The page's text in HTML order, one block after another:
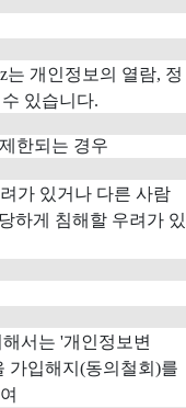
는 개인정보의 열람, 정
있습니다.
한되는 경우
가 있거나 다른 사람
하게 침해할 우려가 있
서는 '개인정보변
가입해지(동의철회)를